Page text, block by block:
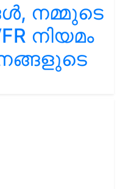
നമ്മുടെ
നിയമം